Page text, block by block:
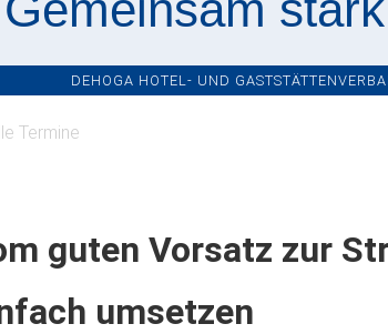
DEHOGA HOTEL- UND
Termine
guten Vorsatz zur
umsetzen